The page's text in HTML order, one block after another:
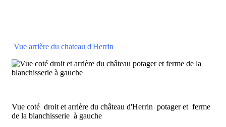
Vue arrière du chateau d'Herrin
Vue coté droit et arrière du château d'Herrin potager et ferme
de la blanchisserie à gauche